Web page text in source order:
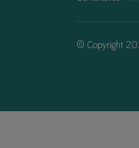
© Copyright